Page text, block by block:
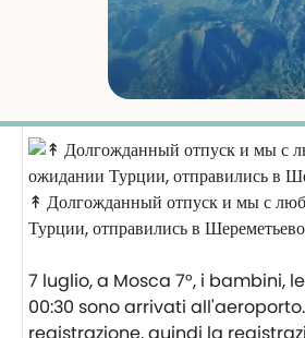
↟ Долгожданный отпуск и мы с
Турции, отправились в
7 luglio, a Mosca 7°, i bambini,
00:30 sono arrivati